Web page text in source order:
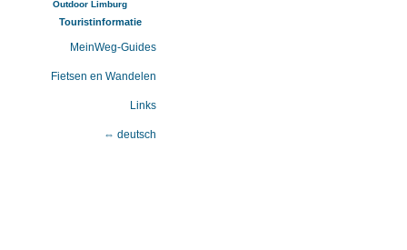
Outdoor Limburg
Touristinformatie
MeinWeg-Guides
Fietsen en Wandelen
Links
⇔ deutsch